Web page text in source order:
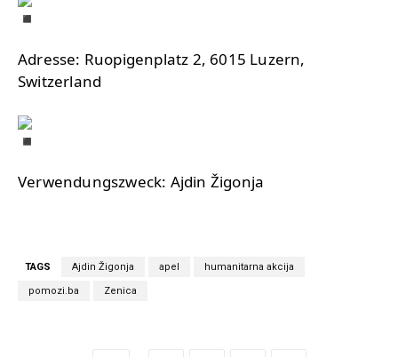
Adresse: Ruopigenplatz 2, 6015 Luzern,
Switzerland
Verwendungszweck: Ajdin Žigonja
TAGS Ajdin Žigonja apel humanitarna akcija
pomozi.ba Zenica